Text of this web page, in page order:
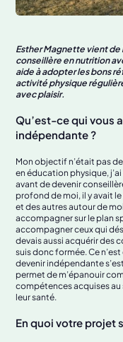
Esther Magnette vient
conseillère en nutrition
aide à adopter les bons
activité physique
avec plaisir.
Qu’est-ce qui vous
indépendante ?
Mon objectif n’était pas
en éducation physique,
avant de devenir
profond de moi, il y avait
et des autres autour de
accompagner sur le plan
accompagner ceux qui
devais aussi acquérir des
suis donc formée. Ce
devenir indépendante
permet de m’épanouir
compétences acquises au
leur santé.
En quoi votre projet